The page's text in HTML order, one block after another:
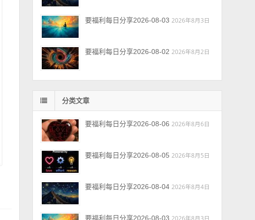
要福利每日分享2026-08-03 2026年8月3日
要福利每日分享2026-08-02 2026年8月2日
分类文章
要福利每日分享2026-08-06 2026年8月6日
要福利每日分享2026-08-05 2026年8月5日
要福利每日分享2026-08-04 2026年8月4日
要福利每日分享2026-08-03 2026年8月3日